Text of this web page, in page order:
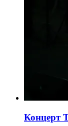
Концерт